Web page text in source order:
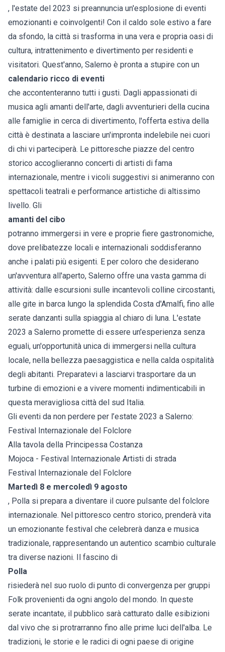
, l'estate del 2023 si preannuncia un'esplosione di eventi
emozionanti e coinvolgenti! Con il caldo sole estivo a fare
da sfondo, la città si trasforma in una vera e propria oasi di
cultura, intrattenimento e divertimento per residenti e
visitatori. Quest'anno, Salerno è pronta a stupire con un
calendario ricco di eventi
che accontenteranno tutti i gusti. Dagli appassionati di
musica agli amanti dell'arte, dagli avventurieri della cucina
alle famiglie in cerca di divertimento, l'offerta estiva della
città è destinata a lasciare un'impronta indelebile nei cuori
di chi vi parteciperà. Le pittoresche piazze del centro
storico accoglieranno concerti di artisti di fama
internazionale, mentre i vicoli suggestivi si animeranno con
spettacoli teatrali e performance artistiche di altissimo
livello. Gli
amanti del cibo
potranno immergersi in vere e proprie fiere gastronomiche,
dove prelibatezze locali e internazionali soddisferanno
anche i palati più esigenti. E per coloro che desiderano
un'avventura all'aperto, Salerno offre una vasta gamma di
attività: dalle escursioni sulle incantevoli colline circostanti,
alle gite in barca lungo la splendida Costa d'Amalfi, fino alle
serate danzanti sulla spiaggia al chiaro di luna. L'estate
2023 a Salerno promette di essere un'esperienza senza
eguali, un'opportunità unica di immergersi nella cultura
locale, nella bellezza paesaggistica e nella calda ospitalità
degli abitanti. Preparatevi a lasciarvi trasportare da un
turbine di emozioni e a vivere momenti indimenticabili in
questa meravigliosa città del sud Italia.
Gli eventi da non perdere per l’estate 2023 a Salerno:
Festival Internazionale del Folclore
Alla tavola della Principessa Costanza
Mojoca - Festival Internazionale Artisti di strada
Festival Internazionale del Folclore
Martedì 8 e mercoledì 9 agosto
, Polla si prepara a diventare il cuore pulsante del folclore
internazionale. Nel pittoresco centro storico, prenderà vita
un emozionante festival che celebrerà danza e musica
tradizionale, rappresentando un autentico scambio culturale
tra diverse nazioni. Il fascino di
Polla
risiederà nel suo ruolo di punto di convergenza per gruppi
Folk provenienti da ogni angolo del mondo. In queste
serate incantate, il pubblico sarà catturato dalle esibizioni
dal vivo che si protrarranno fino alle prime luci dell'alba. Le
tradizioni, le storie e le radici di ogni paese di origine